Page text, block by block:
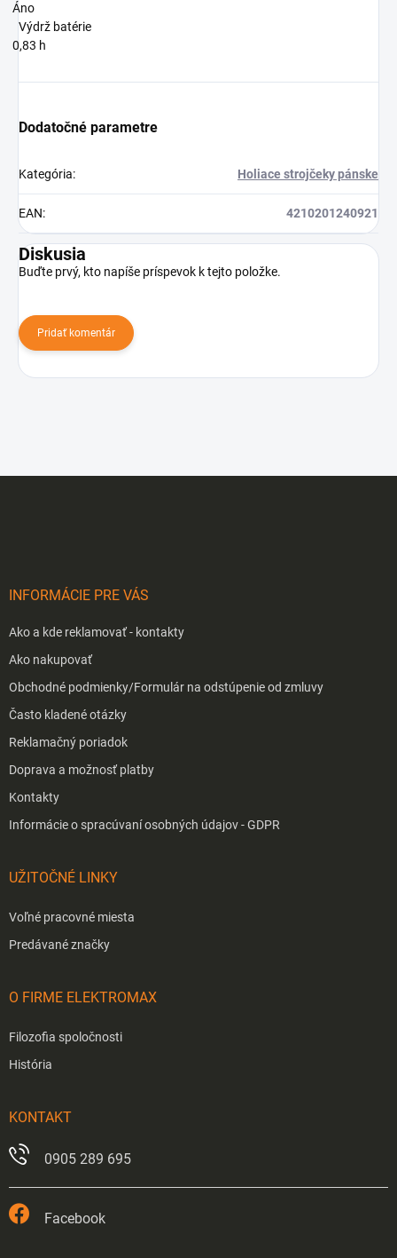
Áno
Výdrž batérie
0,83 h
Dodatočné parametre
Kategória: Holiace strojčeky pánske
EAN: 4210201240921
Diskusia
Buďte prvý, kto napíše príspevok k tejto položke.
Pridať komentár
INFORMÁCIE PRE VÁS
Ako a kde reklamovať - kontakty
Ako nakupovať
Obchodné podmienky/Formulár na odstúpenie od zmluvy
Často kladené otázky
Reklamačný poriadok
Doprava a možnosť platby
Kontakty
Informácie o spracúvaní osobných údajov - GDPR
UŽITOČNÉ LINKY
Voľné pracovné miesta
Predávané značky
O FIRME ELEKTROMAX
Filozofia spoločnosti
História
KONTAKT
0905 289 695
Facebook